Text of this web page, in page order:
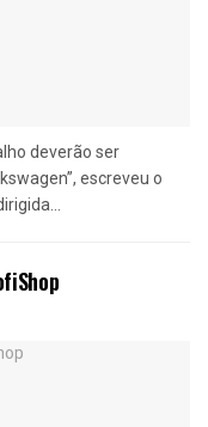
deverão ser
escreveu o